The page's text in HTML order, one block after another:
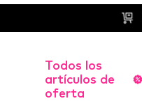
Todos los
artículos de
oferta